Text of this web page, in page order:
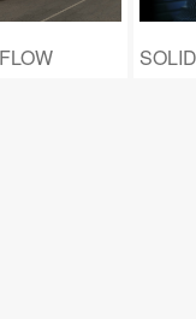
SOLIDWORKS PDM